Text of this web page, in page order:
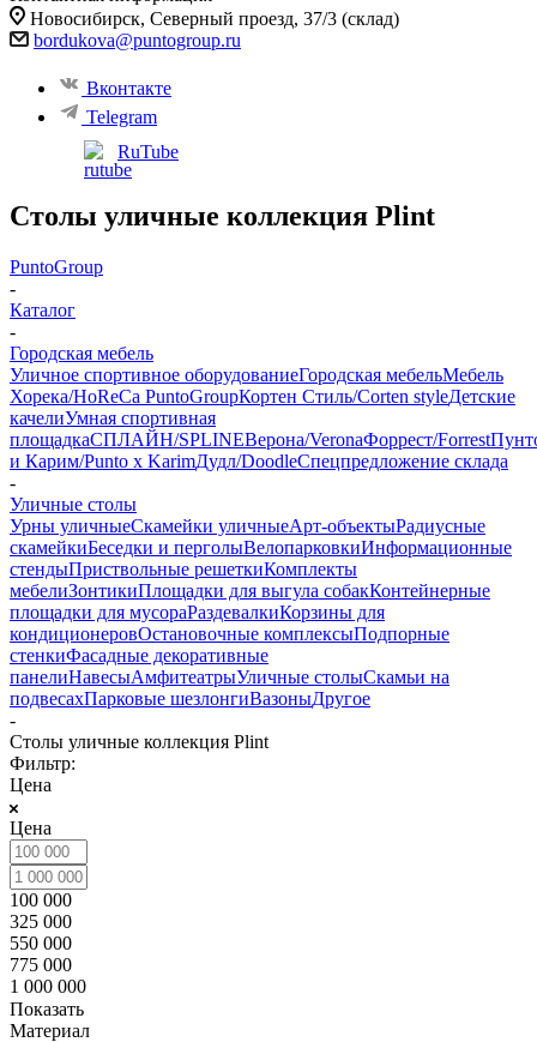
Новосибирск, ​Северный проезд, 37/3 (склад)
bordukova@puntogroup.ru
Вконтакте
Telegram
RuTube
Столы уличные коллекция Plint
PuntoGroup
-
Каталог
-
Городская мебель
Уличное спортивное оборудованиеГородская мебельМебель
Хорека/HoReCa PuntoGroupКортен Стиль/Corten styleДетские
качелиУмная спортивная
площадкаСПЛАЙН/SPLINEВерона/VeronaФоррест/Forrest
и Карим/Punto x KarimДудл/DoodleСпецпредложение склада
-
Уличные столы
Урны уличныеСкамейки уличныеАрт-объектыРадиусные
скамейкиБеседки и перголыВелопарковкиИнформационные
стендыПриствольные решеткиКомплекты
мебелиЗонтикиПлощадки для выгула собакКонтейнерные
площадки для мусораРаздевалкиКорзины для
кондиционеровОстановочные комплексыПодпорные
стенкиФасадные декоративные
панелиНавесыАмфитеатрыУличные столыСкамьи на
подвесахПарковые шезлонгиВазоныДругое
-
Столы уличные коллекция Plint
Фильтр:
Цена
Цена
100 000
325 000
550 000
775 000
1 000 000
Показать
Материал